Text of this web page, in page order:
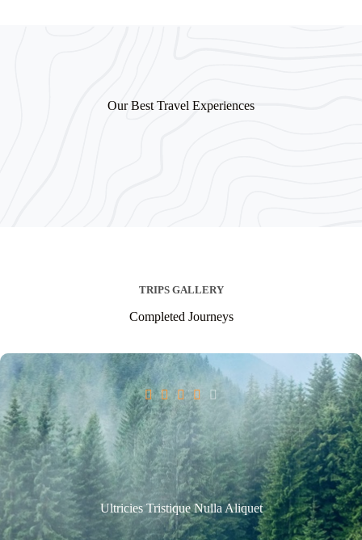
Our Best Travel Experiences
TRIPS GALLERY
Completed Journeys
    
Ultricies Tristique Nulla Aliquet